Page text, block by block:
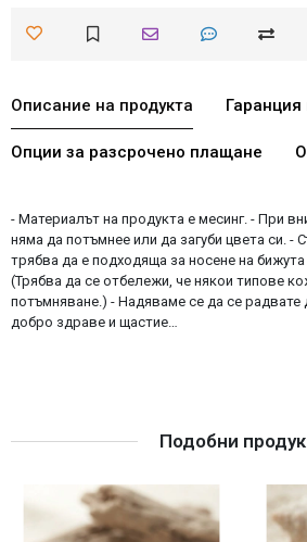
Описание на продукта Гаранция
Опции за разсрочено плащане
- Материалът на продукта е месинг. - При
няма да потъмнее или да загуби цвета си. -
трябва да е подходяща за носене на бижута
(Трябва да се отбележи, че някои типове
потъмняване.) - Надяваме се да се радвате
добро здраве и щастие…
Подобни